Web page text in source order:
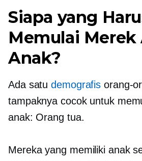
Siapa yang
Memulai Merek
Anak?
Ada satudemografis orang-
tampaknya cocok untuk
anak: Orang tua.
Mereka yang memiliki anak